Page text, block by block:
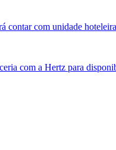
contar com unidade hoteleira
com a Hertz para